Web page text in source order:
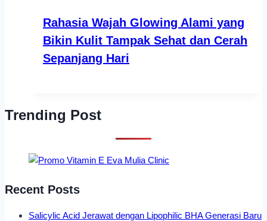
Rahasia Wajah Glowing Alami yang
Bikin Kulit Tampak Sehat dan Cerah
Sepanjang Hari
Trending Post
Recent Posts
Salicylic Acid Jerawat dengan Lipophilic BHA Generasi Baru